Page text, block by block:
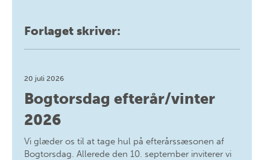
Forlaget skriver:
20 juli 2026
Bogtorsdag efterår/vinter
2026
Vi glæder os til at tage hul på efterårssæsonen af
Bogtorsdag. Allerede den 10. september inviterer vi